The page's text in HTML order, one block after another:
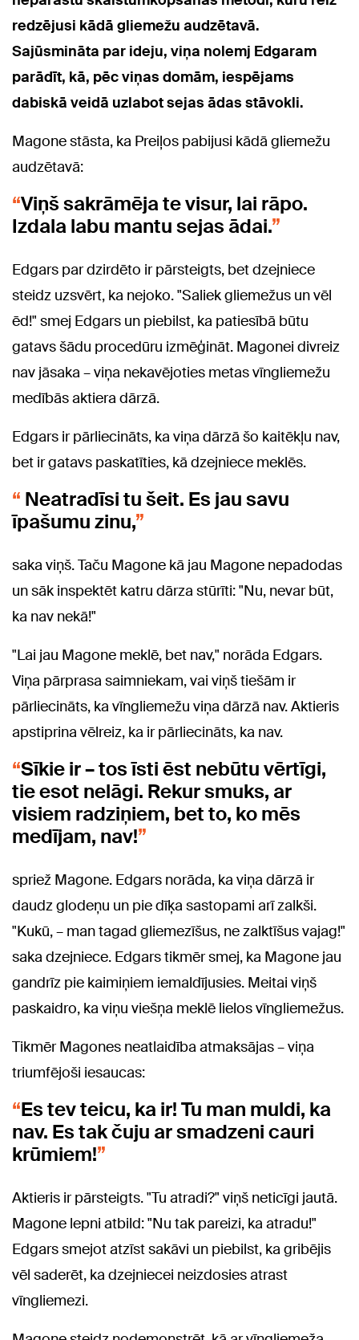
redzējusi kādā gliemežu audzētavā.
Sajūsmināta par ideju, viņa nolemj Edgaram
parādīt, kā, pēc viņas domām, iespējams
dabiskā veidā uzlabot sejas ādas stāvokli.
Magone stāsta, ka Preiļos pabijusi kādā gliemežu
audzētavā:
Viņš sakrāmēja te visur, lai rāpo.
Izdala labu mantu sejas ādai.
Edgars par dzirdēto ir pārsteigts, bet dzejniece
steidz uzsvērt, ka nejoko. "Saliek gliemežus un vēl
ēd!" smej Edgars un piebilst, ka patiesībā būtu
gatavs šādu procedūru izmēģināt. Magonei divreiz
nav jāsaka – viņa nekavējoties metas vīngliemežu
medībās aktiera dārzā.
Edgars ir pārliecināts, ka viņa dārzā šo kaitēkļu nav,
bet ir gatavs paskatīties, kā dzejniece meklēs.
Neatradīsi tu šeit. Es jau savu
īpašumu zinu,
saka viņš. Taču Magone kā jau Magone nepadodas
un sāk inspektēt katru dārza stūrīti: "Nu, nevar būt,
ka nav nekā!"
"Lai jau Magone meklē, bet nav," norāda Edgars.
Viņa pārprasa saimniekam, vai viņš tiešām ir
pārliecināts, ka vīngliemežu viņa dārzā nav. Aktieris
apstiprina vēlreiz, ka ir pārliecināts, ka nav.
Sīkie ir – tos īsti ēst nebūtu vērtīgi,
tie esot nelāgi. Rekur smuks, ar
visiem radziņiem, bet to, ko mēs
medījam, nav!
spriež Magone. Edgars norāda, ka viņa dārzā ir
daudz glodeņu un pie dīķa sastopami arī zalkši.
"Kukū, – man tagad gliemezīšus, ne zalktīšus vajag!"
saka dzejniece. Edgars tikmēr smej, ka Magone jau
gandrīz pie kaimiņiem iemaldījusies. Meitai viņš
paskaidro, ka viņu viešņa meklē lielos vīngliemežus.
Tikmēr Magones neatlaidība atmaksājas – viņa
triumfējoši iesaucas:
Es tev teicu, ka ir! Tu man muldi, ka
nav. Es tak čuju ar smadzeni cauri
krūmiem!
Aktieris ir pārsteigts. "Tu atradi?" viņš neticīgi jautā.
Magone lepni atbild: "Nu tak pareizi, ka atradu!"
Edgars smejot atzīst sakāvi un piebilst, ka gribējis
vēl saderēt, ka dzejniecei neizdosies atrast
vīngliemezi.